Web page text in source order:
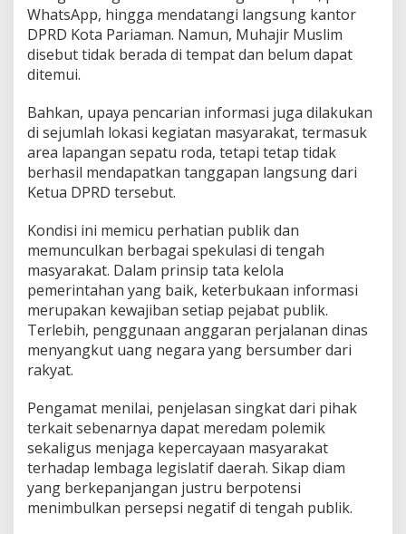
WhatsApp, hingga mendatangi langsung kantor
DPRD Kota Pariaman. Namun, Muhajir Muslim
disebut tidak berada di tempat dan belum dapat
ditemui.
Bahkan, upaya pencarian informasi juga dilakukan
di sejumlah lokasi kegiatan masyarakat, termasuk
area lapangan sepatu roda, tetapi tetap tidak
berhasil mendapatkan tanggapan langsung dari
Ketua DPRD tersebut.
Kondisi ini memicu perhatian publik dan
memunculkan berbagai spekulasi di tengah
masyarakat. Dalam prinsip tata kelola
pemerintahan yang baik, keterbukaan informasi
merupakan kewajiban setiap pejabat publik.
Terlebih, penggunaan anggaran perjalanan dinas
menyangkut uang negara yang bersumber dari
rakyat.
Pengamat menilai, penjelasan singkat dari pihak
terkait sebenarnya dapat meredam polemik
sekaligus menjaga kepercayaan masyarakat
terhadap lembaga legislatif daerah. Sikap diam
yang berkepanjangan justru berpotensi
menimbulkan persepsi negatif di tengah publik.